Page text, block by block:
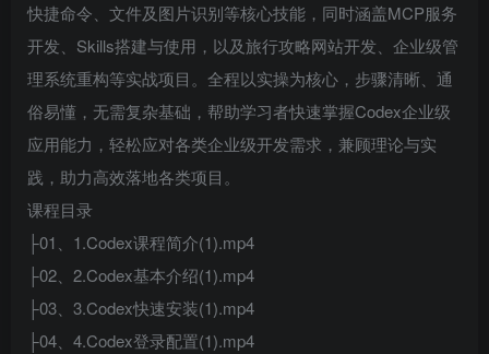
快捷命令、文件及图片识别等核心技能，同时涵盖MCP服务
开发、Skills搭建与使用，以及旅行攻略网站开发、企业级管
理系统重构等实战项目。全程以实操为核心，步骤清晰、通
俗易懂，无需复杂基础，帮助学习者快速掌握Codex企业级
应用能力，轻松应对各类企业级开发需求，兼顾理论与实
践，助力高效落地各类项目。
课程目录
├01、1.Codex课程简介(1).mp4
├02、2.Codex基本介绍(1).mp4
├03、3.Codex快速安装(1).mp4
├04、4.Codex登录配置(1).mp4